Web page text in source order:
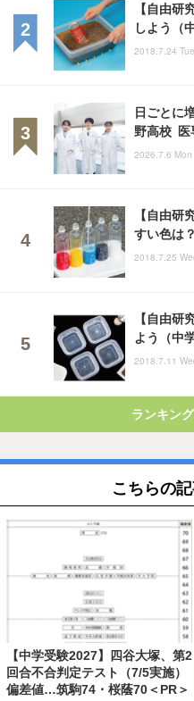
【自由研
しよう（
2018.7.24
日ごとに
野高校 医
2026.7.6
【自由研
すい色は
2018.7.25
【自由研
よう（中
2018.7.11
ランキン
こちらの
【中学受験2027】四谷大塚、第2
回合不合判定テスト（7/5実施）
偏差値…筑駒74・桜蔭70＜PR＞